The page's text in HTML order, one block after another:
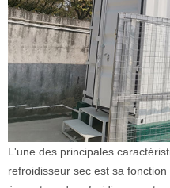
L'une des principales
refroidisseur sec est sa